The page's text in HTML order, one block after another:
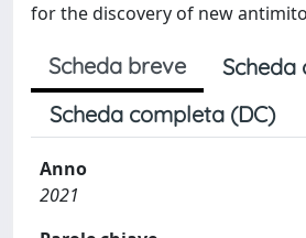
for the discovery of new
Scheda breve
Scheda
Scheda completa (DC)
Anno
2021